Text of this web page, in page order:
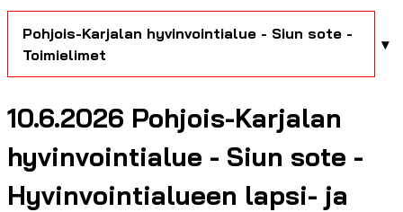
Pohjois-Karjalan hyvinvointialue - Siun sote -
Toimielimet
10.6.2026 Pohjois-Karjalan
hyvinvointialue - Siun sote -
Hyvinvointialueen lapsi- ja